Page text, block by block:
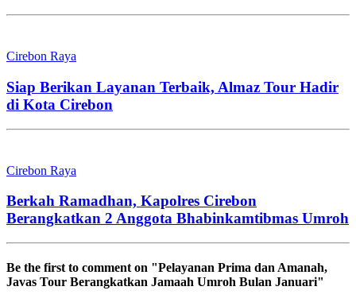
Cirebon Raya
Siap Berikan Layanan Terbaik, Almaz Tour Hadir
di Kota Cirebon
Cirebon Raya
Berkah Ramadhan, Kapolres Cirebon
Berangkatkan 2 Anggota Bhabinkamtibmas Umroh
Be the first to comment on "Pelayanan Prima dan Amanah,
Javas Tour Berangkatkan Jamaah Umroh Bulan Januari"